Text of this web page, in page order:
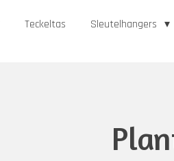
Teckeltas Sleutelhangers